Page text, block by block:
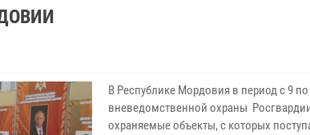
В Республике Мордовия в период с 9
вневедомственной охраны
охраняемые объекты, с которых